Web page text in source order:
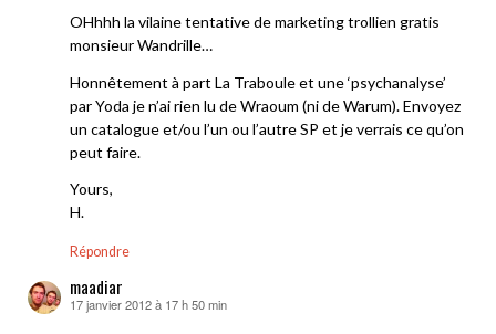
OHhhh la vilaine tentative de marketing trollien gratis
monsieur Wandrille…
Honnêtement à part La Traboule et une ‘psychanalyse’
par Yoda je n’ai rien lu de Wraoum (ni de Warum). Envoyez
un catalogue et/ou l’un ou l’autre SP et je verrais ce qu’on
peut faire.
Yours,
H.
Répondre
maadiar
dit :
17 janvier 2012 à 17 h 50 min